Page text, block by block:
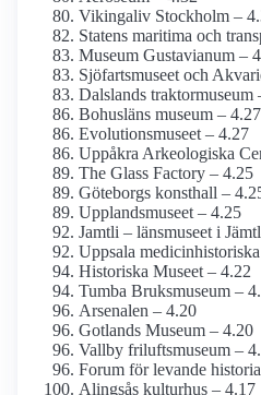
Vikingaliv Stockholm –
Statens maritima och
Museum Gustavianum –
Sjöfartsmuseet och
Dalslands traktormuseum
Bohusläns museum – 4.27
Evolutions­museet – 4.27
Uppåkra Arkeologiska
The Glass Factory – 4.25
Göteborgs konsthall –
Upplands­museet – 4.25
Jamtli – länsmuseet i
Uppsala
Historiska Museet – 4.22
Tumba Bruksmuseum –
Arsenalen – 4.20
Gotlands Museum – 4.20
Vallby friluftsmuseum –
Forum för levande
Alingsås kulturhus – 4.17